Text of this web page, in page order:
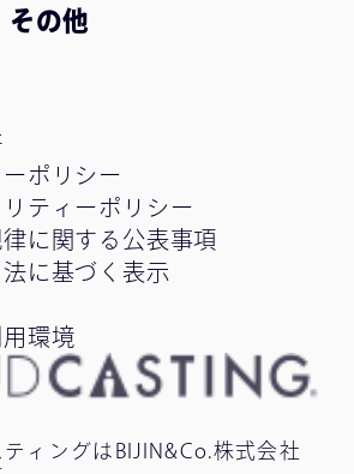
その他
ポリシー
ティーポリシー
に関する公表事項
に基づく表示
環境
ィングはBIJIN&Co.株式会社